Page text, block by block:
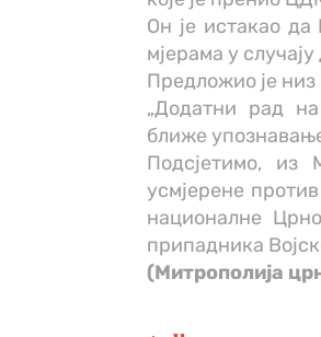
Он је истакао
мјерама у
Предложио је низ
„Додатни рад
ближе
Подсјетимо, из
усмјерене
националне
припадника
(Митрополијa